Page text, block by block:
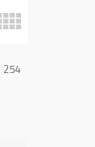
254